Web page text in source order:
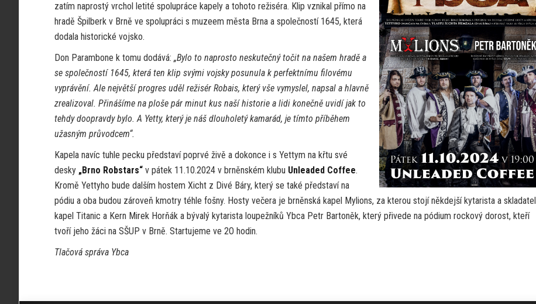
zatím naprostý vrchol letité spolupráce kapely a tohoto režiséra. Klip vznikal přímo na
hradě Špilberk v Brně ve spolupráci s muzeem města Brna a společností 1645, která
dodala historické vojsko.
Don Parambone k tomu dodává: „Bylo to naprosto neskutečný točit na našem hradě a
se společností 1645, která ten klip svými vojsky posunula k perfektnímu filovému
vyprávění. Ale největší progres uděl režisér Robais, který vše vymyslel, napsal a hlavně
zrealizoval. Přinášíme na ploše pár minut kus naší historie a lidi konečně uvidí jak to
tehdy doopravdy bylo. A Yetty, který je náš dlouholetý kamarád, je tímto příběhem
užasným průvodcem“.
Kapela navíc tuhle pecku představí poprvé živě a dokonce i s Yettym na křtu své
desky „Brno Robstars“ v pátek 11.10.2024 v brněnském klubu Unleaded Coffee.
Kromě Yettyho bude dalším hostem Xicht z Divé Báry, který se také představí na
pódiu a oba budou zároveň kmotry téhle fošny. Hosty večera je brněnská kapel Mylions, za kterou stojí někdejší kytarista a skladatel
kapel Titanic a Kern Mirek Horňák a bývalý kytarista loupežníků Ybca Petr Bartoněk, který přivede na pódium rockový dorost, kteří
tvoří jeho žáci na SŠUP v Brně. Startujeme ve 2O hodin.
Tlačová správa Ybca